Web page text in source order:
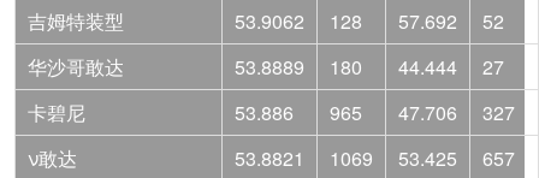
吉姆特装型
53.9062 128 57.692
52
华沙哥敢达
53.8889 180 44.444
27
卡碧尼
53.886 965 47.706
327
ν敢达
53.8821 1069 53.425
657